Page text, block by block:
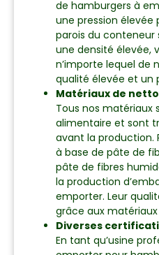
de hamburgers à
une pression élevée
parois du conteneur
une densité élevée,
n’importe lequel de
qualité élevée et un
Matériaux de
Tous nos matériaux
alimentaire et sont
avant la production.
à base de pâte de
pâte de fibres
la production
emporter. Leur
grâce aux
Diverses
En tant qu’usine